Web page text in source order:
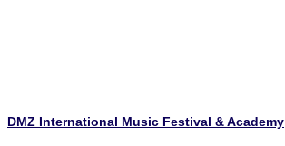
DMZ International Music Festival & Academy